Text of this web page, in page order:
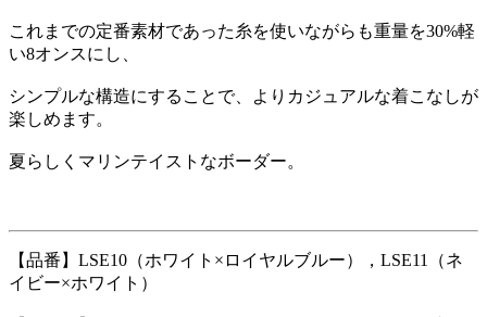
これまでの定番素材であった糸を使いながらも重量を30%軽
い8オンスにし、
シンプルな構造にすることで、よりカジュアルな着こなしが
楽しめます。
夏らしくマリンテイストなボーダー。
【品番】LSE10（ホワイト×ロイヤルブルー），LSE11（ネ
イビー×ホワイト）